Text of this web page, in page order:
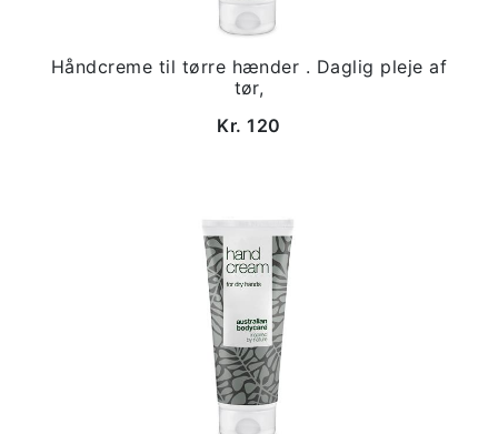
Håndcreme til tørre hænder . Daglig pleje af
tør,
Kr. 120